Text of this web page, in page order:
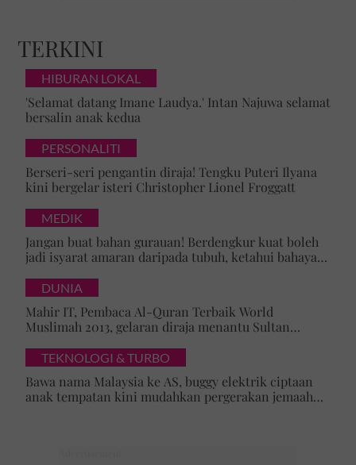
TERKINI
HIBURAN LOKAL
'Selamat datang Imane Laudya.' Intan Najuwa selamat
bersalin anak kedua
PERSONALITI
Berseri-seri pengantin diraja! Tengku Puteri Ilyana
kini bergelar isteri Christopher Lionel Froggatt
MEDIK
Jangan buat bahan gurauan! Berdengkur kuat boleh
jadi isyarat amaran daripada tubuh, ketahui bahaya
DUNIA
Mahir IT, Pembaca Al-Quran Terbaik World
Muslimah 2013, gelaran diraja menantu Sultan
merta
TEKNOLOGI & TURBO
Bawa nama Malaysia ke AS, buggy elektrik ciptaan
anak tempatan kini mudahkan pergerakan jemaah